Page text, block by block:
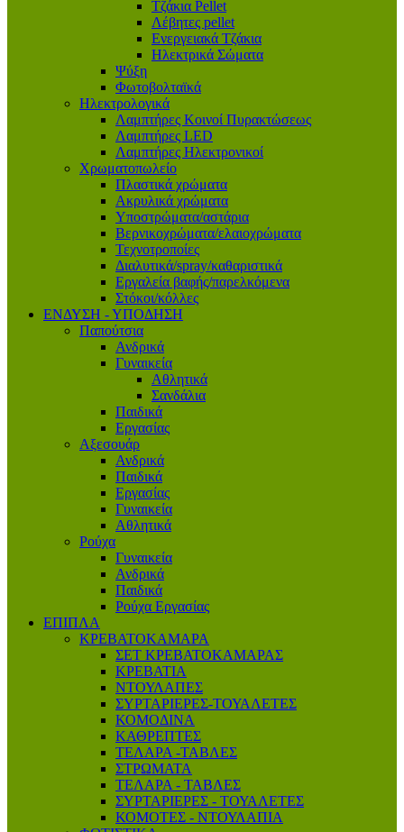
Τζάκια Pellet
Λέβητες pellet
Ενεργειακά Τζάκια
Ηλεκτρικά Σώματα
Ψύξη
Φωτοβολταϊκά
Ηλεκτρολογικά
Λαμπτήρες Κοινοί Πυρακτώσεως
Λαμπτήρες LED
Λαμπτήρες Ηλεκτρονικοί
Χρωματοπωλείο
Πλαστικά χρώματα
Ακρυλικά χρώματα
Υποστρώματα/αστάρια
Βερνικοχρώματα/ελαιοχρώματα
Τεχνοτροποίες
Διαλυτικά/spray/καθαριστικά
Εργαλεία βαφής/παρελκόμενα
Στόκοι/κόλλες
ΕΝΔΥΣΗ - ΥΠΟΔΗΣΗ
Παπούτσια
Ανδρικά
Γυναικεία
Αθλητικά
Σανδάλια
Παιδικά
Εργασίας
Αξεσουάρ
Ανδρικά
Παιδικά
Εργασίας
Γυναικεία
Αθλητικά
Ρούχα
Γυναικεία
Ανδρικά
Παιδικά
Ρούχα Εργασίας
ΕΠΙΠΛΑ
ΚΡΕΒΑΤΟΚΑΜΑΡΑ
ΣΕΤ ΚΡΕΒΑΤΟΚΑΜΑΡΑΣ
ΚΡΕΒΑΤΙΑ
ΝΤΟΥΛΑΠΕΣ
ΣΥΡΤΑΡΙΕΡΕΣ-ΤΟΥΑΛΕΤΕΣ
ΚΟΜΟΔΙΝΑ
ΚΑΘΡΕΠΤΕΣ
ΤΕΛΑΡΑ -ΤΑΒΛΕΣ
ΣΤΡΩΜΑΤΑ
ΤΕΛΑΡΑ - ΤΑΒΛΕΣ
ΣΥΡΤΑΡΙΕΡΕΣ - ΤΟΥΑΛΕΤΕΣ
ΚΟΜΟΤΕΣ - ΝΤΟΥΛΑΠΙΑ